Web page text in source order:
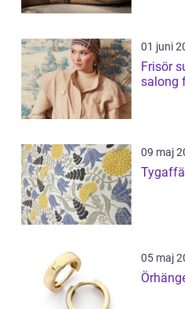
01 juni
Frisör
salong
09 maj
05 maj